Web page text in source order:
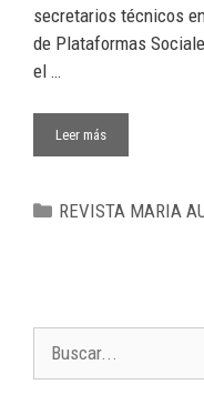
secretarios técnicos
de Plataformas
el …
Leer más
REVISTA MARIA